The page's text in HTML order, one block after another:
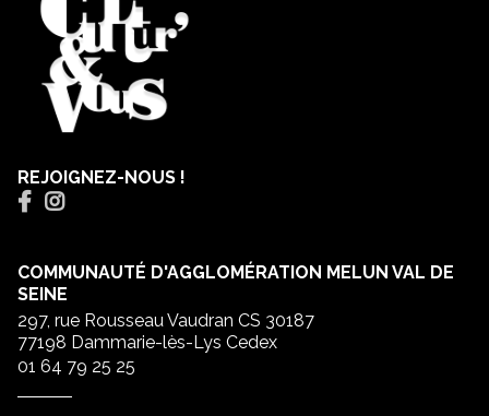
REJOIGNEZ-NOUS !
COMMUNAUTÉ D'AGGLOMÉRATION MELUN VAL DE
SEINE
297, rue Rousseau Vaudran CS 30187
77198 Dammarie-lès-Lys Cedex
01 64 79 25 25